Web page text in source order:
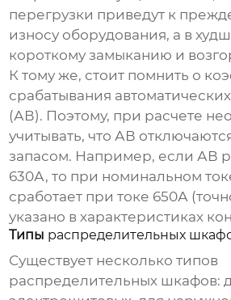
перегрузки приведут к
износу оборудования, а в
короткому замыканию и
К тому же, стоит помнить о
срабатывания
(АВ). Поэтому, при расчете
учитывать, что АВ
запасом. Например, если АВ
630А, то при номинальном
сработает при токе 650А
указано в характеристиках
Типы распределительных
Существует несколько типов
распределительных шкафов: